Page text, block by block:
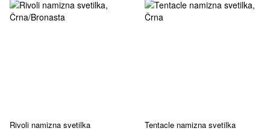
Rivoli namizna svetilka Tentacle namizna svetilka